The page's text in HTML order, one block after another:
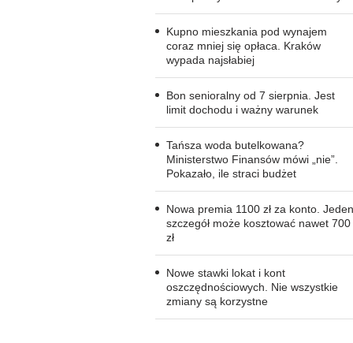
Kupno mieszkania pod wynajem
coraz mniej się opłaca. Kraków
wypada najsłabiej
Bon senioralny od 7 sierpnia. Jest
limit dochodu i ważny warunek
Tańsza woda butelkowana?
Ministerstwo Finansów mówi „nie”.
Pokazało, ile straci budżet
Nowa premia 1100 zł za konto. Jeden
szczegół może kosztować nawet 700
zł
Nowe stawki lokat i kont
oszczędnościowych. Nie wszystkie
zmiany są korzystne